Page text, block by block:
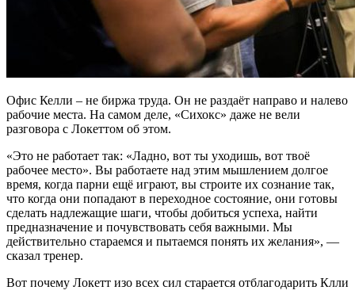
Офис Келли – не биржа труда. Он не раздаёт направо и налево
рабочие места. На самом деле, «Сихокс» даже не вели
разговора с Локеттом об этом.
«Это не работает так: «Ладно, вот ты уходишь, вот твоё
рабочее место». Вы работаете над этим мышлением долгое
время, когда парни ещё играют, вы строите их сознание так,
что когда они попадают в переходное состояние, они готовы
сделать надлежащие шаги, чтобы добиться успеха, найти
предназначение и почувствовать себя важными. Мы
действительно стараемся и пытаемся понять их желания», —
сказал тренер.
Вот почему Локетт изо всех сил старается отблагодарить Клли